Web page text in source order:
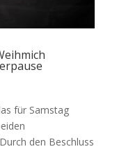
für Samstag
den Beschluss